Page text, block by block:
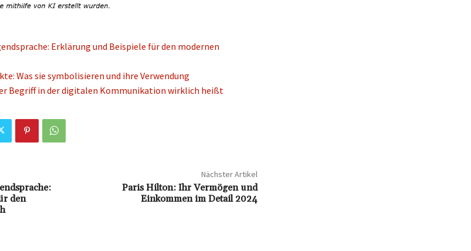
Erklärung und Beispiele für den modernen
Was sie symbolisieren und ihre Verwendung
Begriff in der digitalen Kommunikation wirklich heißt
den
Nächster Artikel
Paris Hilton: Ihr Vermögen und
Einkommen im Detail 2024